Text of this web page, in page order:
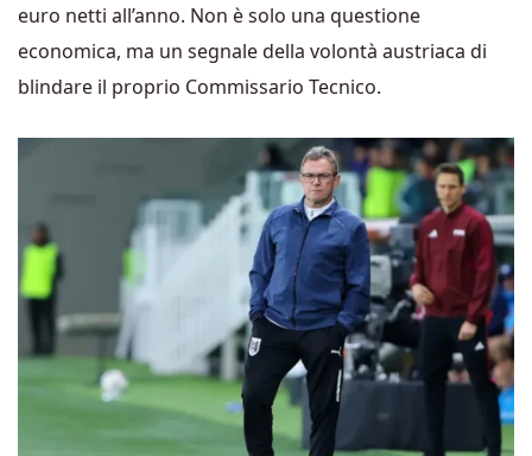
euro netti all’anno. Non è solo una questione
economica, ma un segnale della volontà austriaca di
blindare il proprio Commissario Tecnico.